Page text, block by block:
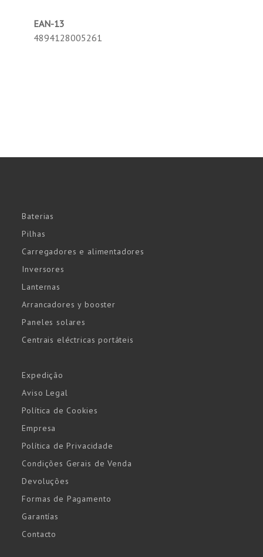
EAN-13
4894128005261
Baterias
Pilhas
Carregadores e alimentadores
Inversores
Lanternas
Arrancadores y booster
Paneles solares
Centrais eléctricas portáteis
Expedição
Aviso Legal
Política de Cookies
Empresa
Política de Privacidade
Condições Gerais de Venda
Devoluções
Formas de Pagamento
Garantías
Contacto